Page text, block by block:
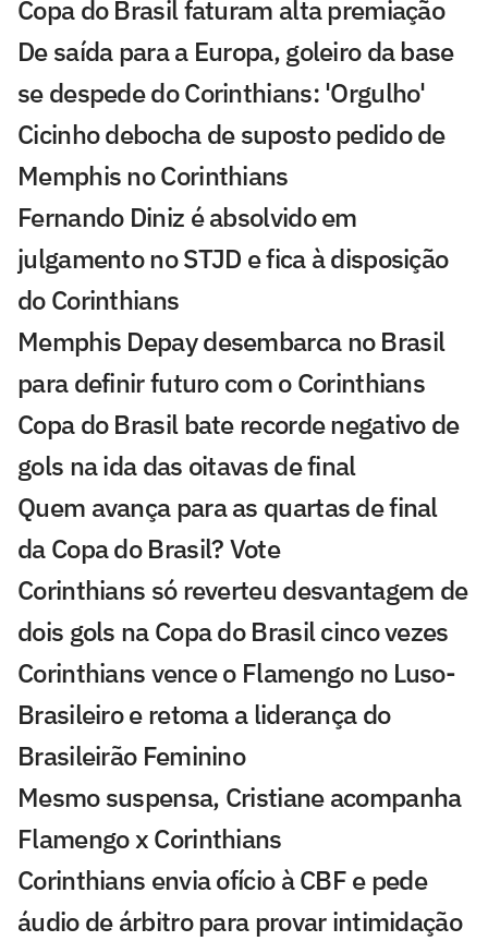
Copa do Brasil faturam alta premiação
De saída para a Europa, goleiro da base
se despede do Corinthians: 'Orgulho'
Cicinho debocha de suposto pedido de
Memphis no Corinthians
Fernando Diniz é absolvido em
julgamento no STJD e fica à disposição
do Corinthians
Memphis Depay desembarca no Brasil
para definir futuro com o Corinthians
Copa do Brasil bate recorde negativo de
gols na ida das oitavas de final
Quem avança para as quartas de final
da Copa do Brasil? Vote
Corinthians só reverteu desvantagem de
dois gols na Copa do Brasil cinco vezes
Corinthians vence o Flamengo no Luso-
Brasileiro e retoma a liderança do
Brasileirão Feminino
Mesmo suspensa, Cristiane acompanha
Flamengo x Corinthians
Corinthians envia ofício à CBF e pede
áudio de árbitro para provar intimidação